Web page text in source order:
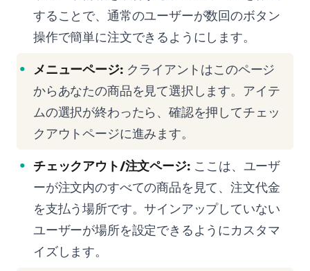
することで、通常のユーザーが数回のボタン
操作で簡単に注文できるようにします。
メニューページ:クライアントはこのページ
からあなたの商品を見て選択します。アイテ
ムの選択が終わったら、確認を押してチェッ
クアウトページに進みます。
チェックアウト/注文ページ:ここは、ユーザ
ーが注文内のすべての商品を見て、注文代金
を支払う場所です。サインアップしていない
ユーザーが場所を設定できるようにカスタマ
イズします。